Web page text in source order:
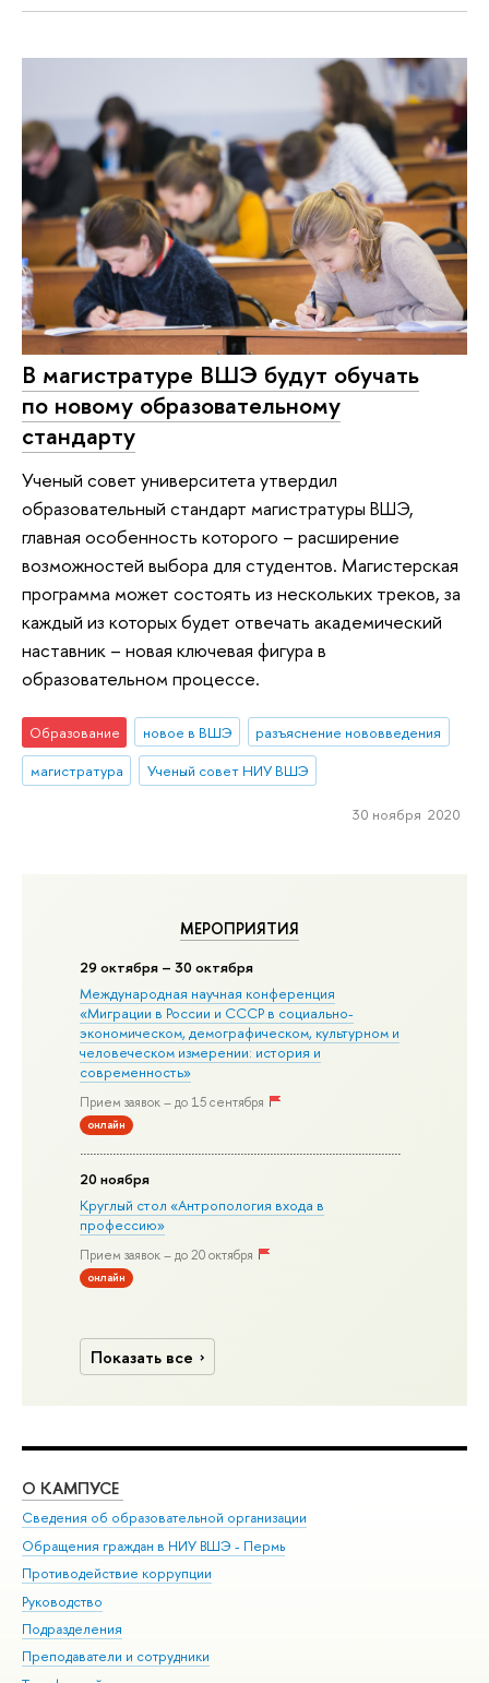
МЕРОПРИЯТИЯ
29 октября – 30 октября
Международная научная конференция
«Миграции в Росcии и СССР в социально-
экономическом, демографическом, культурном и
человеческом измерении: история и
современность»
Прием заявок – до 15 сентября
онлайн
20 ноября
Круглый стол «Антропология входа в
профессию»
Прием заявок – до 20 октября
онлайн
Показать все
В магистратуре ВШЭ будут обучать
по новому образовательному
стандарту
Ученый совет университета утвердил
образовательный стандарт магистратуры ВШЭ,
главная особенность которого – расширение
возможностей выбора для студентов. Магистерская
программа может состоять из нескольких треков, за
каждый из которых будет отвечать академический
наставник – новая ключевая фигура в
образовательном процессе.
Образование новое в ВШЭ
разъяснение нововведения
магистратура
Ученый совет НИУ ВШЭ
30 ноября 2020
О КАМПУСЕ
Сведения об образовательной организации
Обращения граждан в НИУ ВШЭ - Пермь
Противодействие коррупции
Руководство
Подразделения
Преподаватели и сотрудники